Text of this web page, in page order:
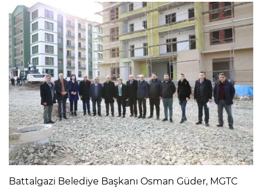
Battalgazi Belediye Başkanı Osman Güder, MGTC